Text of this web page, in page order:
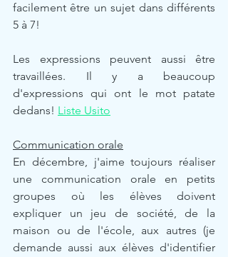
facilement être un sujet dans différents
5 à 7!
Les expressions peuvent aussi être
travaillées. Il y a beaucoup
d'expressions qui ont le mot patate
dedans! Liste Usito
Communication orale
En décembre, j'aime toujours réaliser
une communication orale en petits
groupes où les élèves doivent
expliquer un jeu de société, de la
maison ou de l'école, aux autres (je
demande aussi aux élèves d'identifier